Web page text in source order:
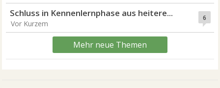
6
Schluss in Kennenlernphase aus heitere...
Vor Kurzem
Mehr neue Themen